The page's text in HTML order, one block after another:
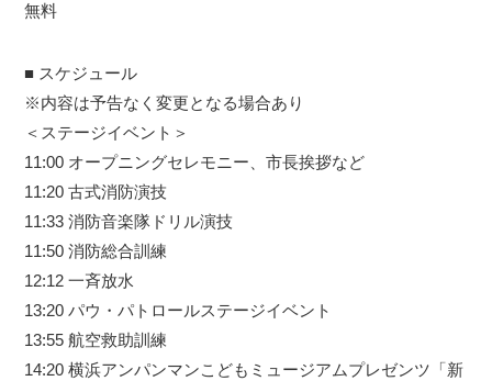
無料
■ スケジュール
※内容は予告なく変更となる場合あり
＜ステージイベント＞
11:00 オープニングセレモニー、市長挨拶など
11:20 古式消防演技
11:33 消防音楽隊ドリル演技
11:50 消防総合訓練
12:12 一斉放水
13:20 パウ・パトロールステージイベント
13:55 航空救助訓練
14:20 横浜アンパンマンこどもミュージアムプレゼンツ「新